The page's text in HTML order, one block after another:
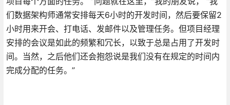
们数据架构师通常安排每天6小时的开发时间，然后要保留2
小时用来开会、打电话、发邮件以及管理任务。但项目经理
安排的会议是如此的频繁和冗长，以致于总是占用了开发时
间。当然，之后他们还会抱怨说是我们没有在规定的时间内
完成分配的任务。”